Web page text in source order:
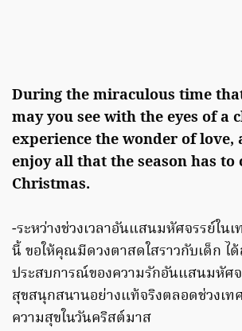
During the miraculous time
may you see with the eyes of a
experience the wonder of
enjoy all that the season has
Christmas.
-ระหว่างช่วงเวลาอันแสนมหัศจรรย์ใน
นี้ ขอให้คุณมีดวงตาสดใสราวกับเด็ก ไ
ประสบการณ์ของความรักอันแสนมหัศ
สุขสนุกสนานอย่างแท้จริงตลอดช่วงเท
ความสุขในวันคริสต์มาส